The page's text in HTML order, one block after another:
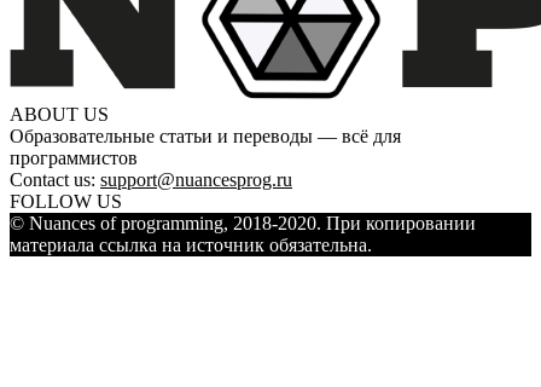
ABOUT US
Образовательные статьи и переводы — всё для
программистов
Contact us: support@nuancesprog.ru
FOLLOW US
© Nuances of programming, 2018-2020. При копировании
материала ссылка на источник обязательна.